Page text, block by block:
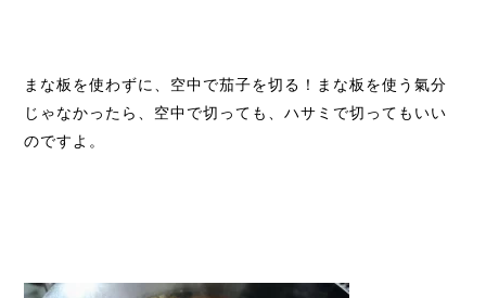
まな板を使わずに、空中で茄子を切る！まな板を使う氣分
じゃなかったら、空中で切っても、ハサミで切ってもいい
のですよ。